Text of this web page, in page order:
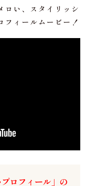
ロい、スタイリッシ
フィールムービー！
ロフィール」の